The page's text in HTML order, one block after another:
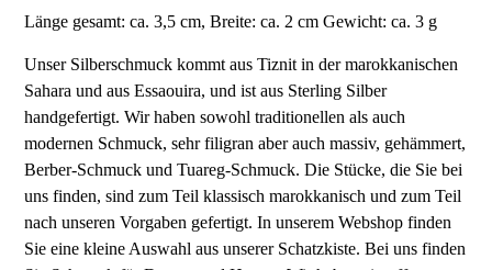
Länge gesamt: ca. 3,5 cm, Breite: ca. 2 cm Gewicht: ca. 3 g
Unser Silberschmuck kommt aus Tiznit in der marokkanischen
Sahara und aus Essaouira, und ist aus Sterling Silber
handgefertigt. Wir haben sowohl traditionellen als auch
modernen Schmuck, sehr filigran aber auch massiv, gehämmert,
Berber-Schmuck und Tuareg-Schmuck. Die Stücke, die Sie bei
uns finden, sind zum Teil klassisch marokkanisch und zum Teil
nach unseren Vorgaben gefertigt. In unserem Webshop finden
Sie eine kleine Auswahl aus unserer Schatzkiste. Bei uns finden